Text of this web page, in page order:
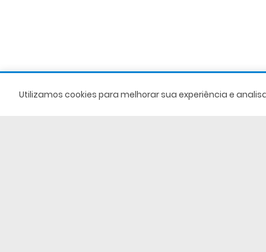
Utilizamos cookies para melhorar sua experiência e